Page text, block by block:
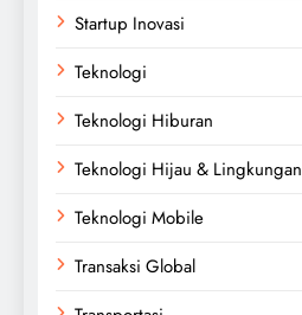
Startup Inovasi
Teknologi
Teknologi Hiburan
Teknologi Hijau & Lingkungan
Teknologi Mobile
Transaksi Global